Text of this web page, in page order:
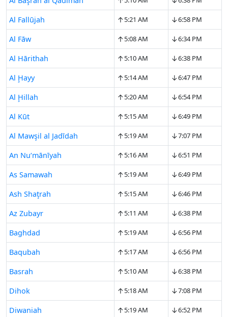
Al Fallūjah ↑5:21 AM ↓6:58 PM
Al Fāw ↑5:08 AM ↓6:34 PM
Al Hārithah ↑5:10 AM ↓6:38 PM
Al Ḩayy ↑5:14 AM ↓6:47 PM
Al Ḩillah ↑5:20 AM ↓6:54 PM
Al Kūt ↑5:15 AM ↓6:49 PM
Al Mawşil al Jadīdah ↑5:19 AM ↓7:07 PM
An Nu‘mānīyah ↑5:16 AM ↓6:51 PM
As Samawah ↑5:19 AM ↓6:49 PM
Ash Shaţrah ↑5:15 AM ↓6:46 PM
Az Zubayr ↑5:11 AM ↓6:38 PM
Baghdad ↑5:19 AM ↓6:56 PM
Baqubah ↑5:17 AM ↓6:56 PM
Basrah ↑5:10 AM ↓6:38 PM
Dihok ↑5:18 AM ↓7:08 PM
Diwaniah ↑5:19 AM ↓6:52 PM